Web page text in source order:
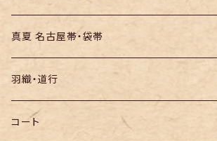
絞りの浴衣
名古屋帯
袋帯
半幅帯
真夏 名古屋帯・袋帯
羽織・道行
コート